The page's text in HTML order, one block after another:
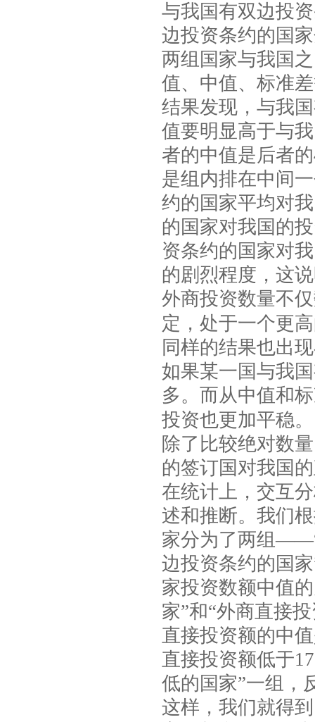
与我国有双边投
边投资条约的国
两组国家与我国
值、中值、标准
结果发现，与我
值要明显高于与
者的中值是后者的
是组内排在中间
约的国家平均对
的国家对我国的
资条约的国家对
的剧烈程度，这
外商投资数量不
定，处于一个更
同样的结果也出
如果某一国与我
多。而从中值和
投资也更加平稳。
除了比较绝对数
的签订国对我国
在统计上，交互
述和推断。我们
家分为了两组
边投资条约的国
家投资数额中值
家”和“外商直接
直接投资额的中
直接投资额低于
低的国家”一组，
这样，我们就得